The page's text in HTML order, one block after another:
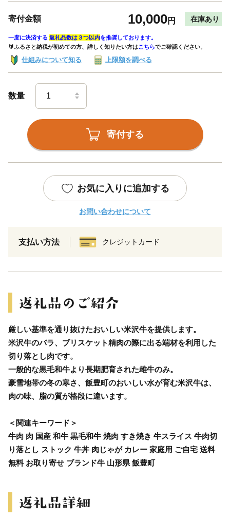
寄付金額 10,000円 在庫あり
一度に決済する 返礼品数は３つ以内を推奨しております。
🔰ふるさと納税が初めての方、詳しく知りたい方はこちらでご確認ください。
仕組みについて知る 上限額を調べる
数量
寄付する
お気に入りに追加する
お問い合わせについて
支払い方法 クレジットカード
厳しい基準を通り抜けたおいしい米沢牛を提供します。
米沢牛のバラ、ブリスケット精肉の際に出る端材を利用した
切り落とし肉です。
一般的な黒毛和牛より長期肥育された雌牛のみ。
豪雪地帯の冬の寒さ、飯豊町のおいしい水が育む米沢牛は、
肉の味、脂の質が格段に違います。
＜関連キーワード＞
牛肉 肉 国産 和牛 黒毛和牛 焼肉 すき焼き 牛スライス 牛肉切
り落とし ストック 牛丼 肉じゃが カレー 家庭用 ご自宅 送料
無料 お取り寄せ ブランド牛 山形県 飯豊町